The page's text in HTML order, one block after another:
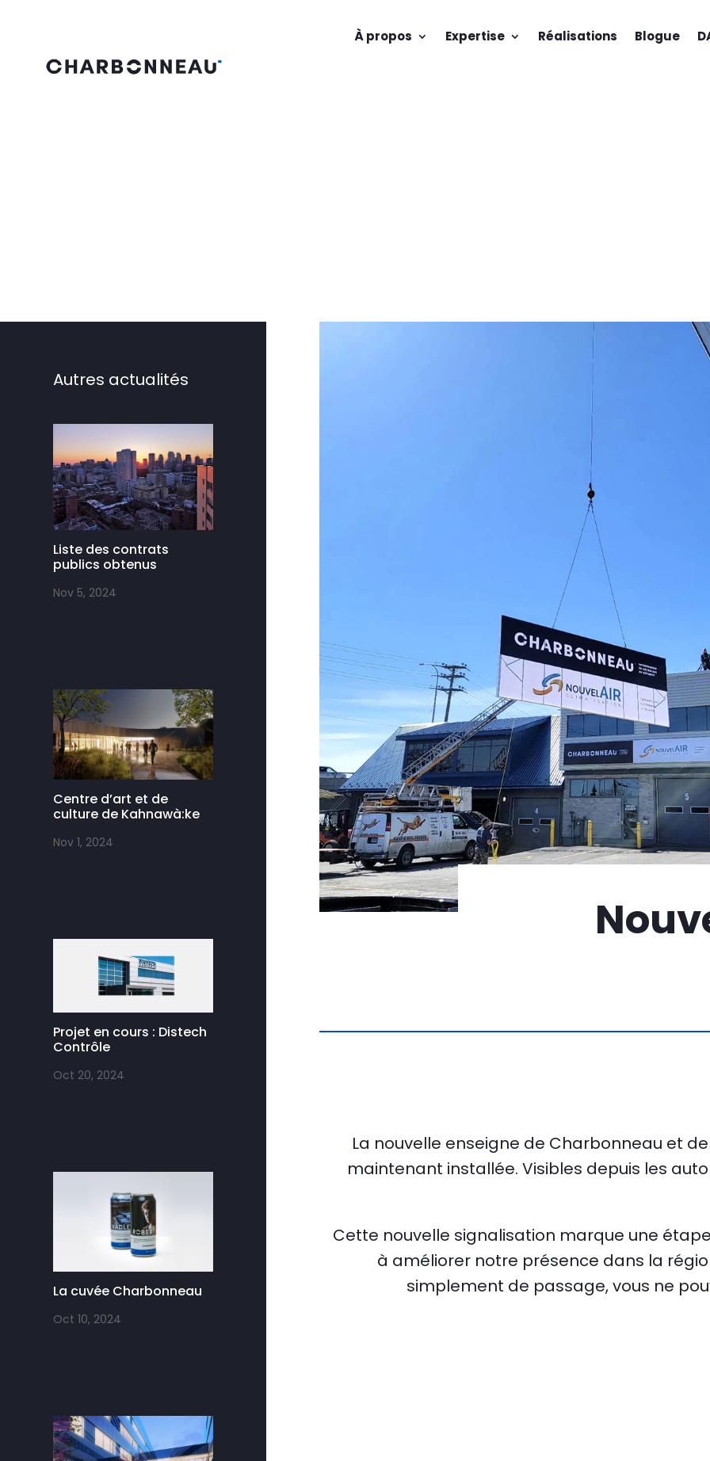
À propos Expertise Réalisations Blogue
Autres actualités
Liste des contrats
publics obtenus
Nov 5, 2024
Centre d’art et de
culture de Kahnawà:ke
Nov 1, 2024
Projet en cours : Distech
Contrôle
Oct 20, 2024
La cuvée Charbonneau
Oct 10, 2024
La nouvelle enseigne de Charbonneau et
maintenant installée. Visibles depuis les
Cette nouvelle signalisation marque une
à améliorer notre présence dans la
simplement de passage, vous ne